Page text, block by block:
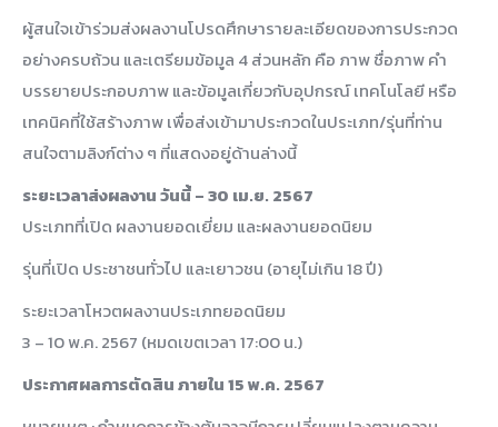
ผู้สนใจเข้าร่วมส่งผลงานโปรดศึกษารายละเอียดของการประกวด
อย่างครบถ้วน และเตรียมข้อมูล 4 ส่วนหลัก คือ ภาพ ชื่อภาพ คำ
บรรยายประกอบภาพ และข้อมูลเกี่ยวกับอุปกรณ์ เทคโนโลยี หรือ
เทคนิคที่ใช้สร้างภาพ เพื่อส่งเข้ามาประกวดในประเภท/รุ่นที่ท่าน
สนใจตามลิงก์ต่าง ๆ ที่แสดงอยู่ด้านล่างนี้
ระยะเวลาส่งผลงาน วันนี้ – 30 เม.ย. 2567
ประเภทที่เปิด ผลงานยอดเยี่ยม และผลงานยอดนิยม
รุ่นที่เปิด ประชาชนทั่วไป และเยาวชน (อายุไม่เกิน 18 ปี)
ระยะเวลาโหวตผลงานประเภทยอดนิยม
3 – 10 พ.ค. 2567 (หมดเขตเวลา 17:00 น.)
ประกาศผลการตัดสิน ภายใน 15 พ.ค. 2567